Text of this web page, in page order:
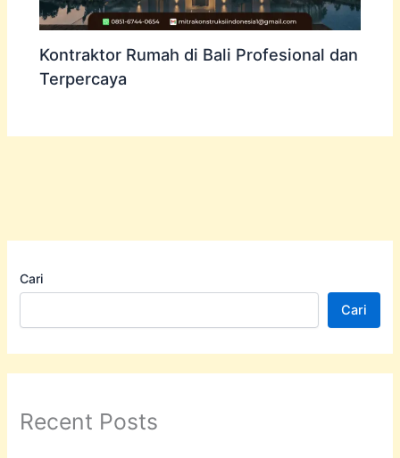
Kontraktor Rumah di Bali Profesional dan
Terpercaya
Cari
Cari
Recent Posts